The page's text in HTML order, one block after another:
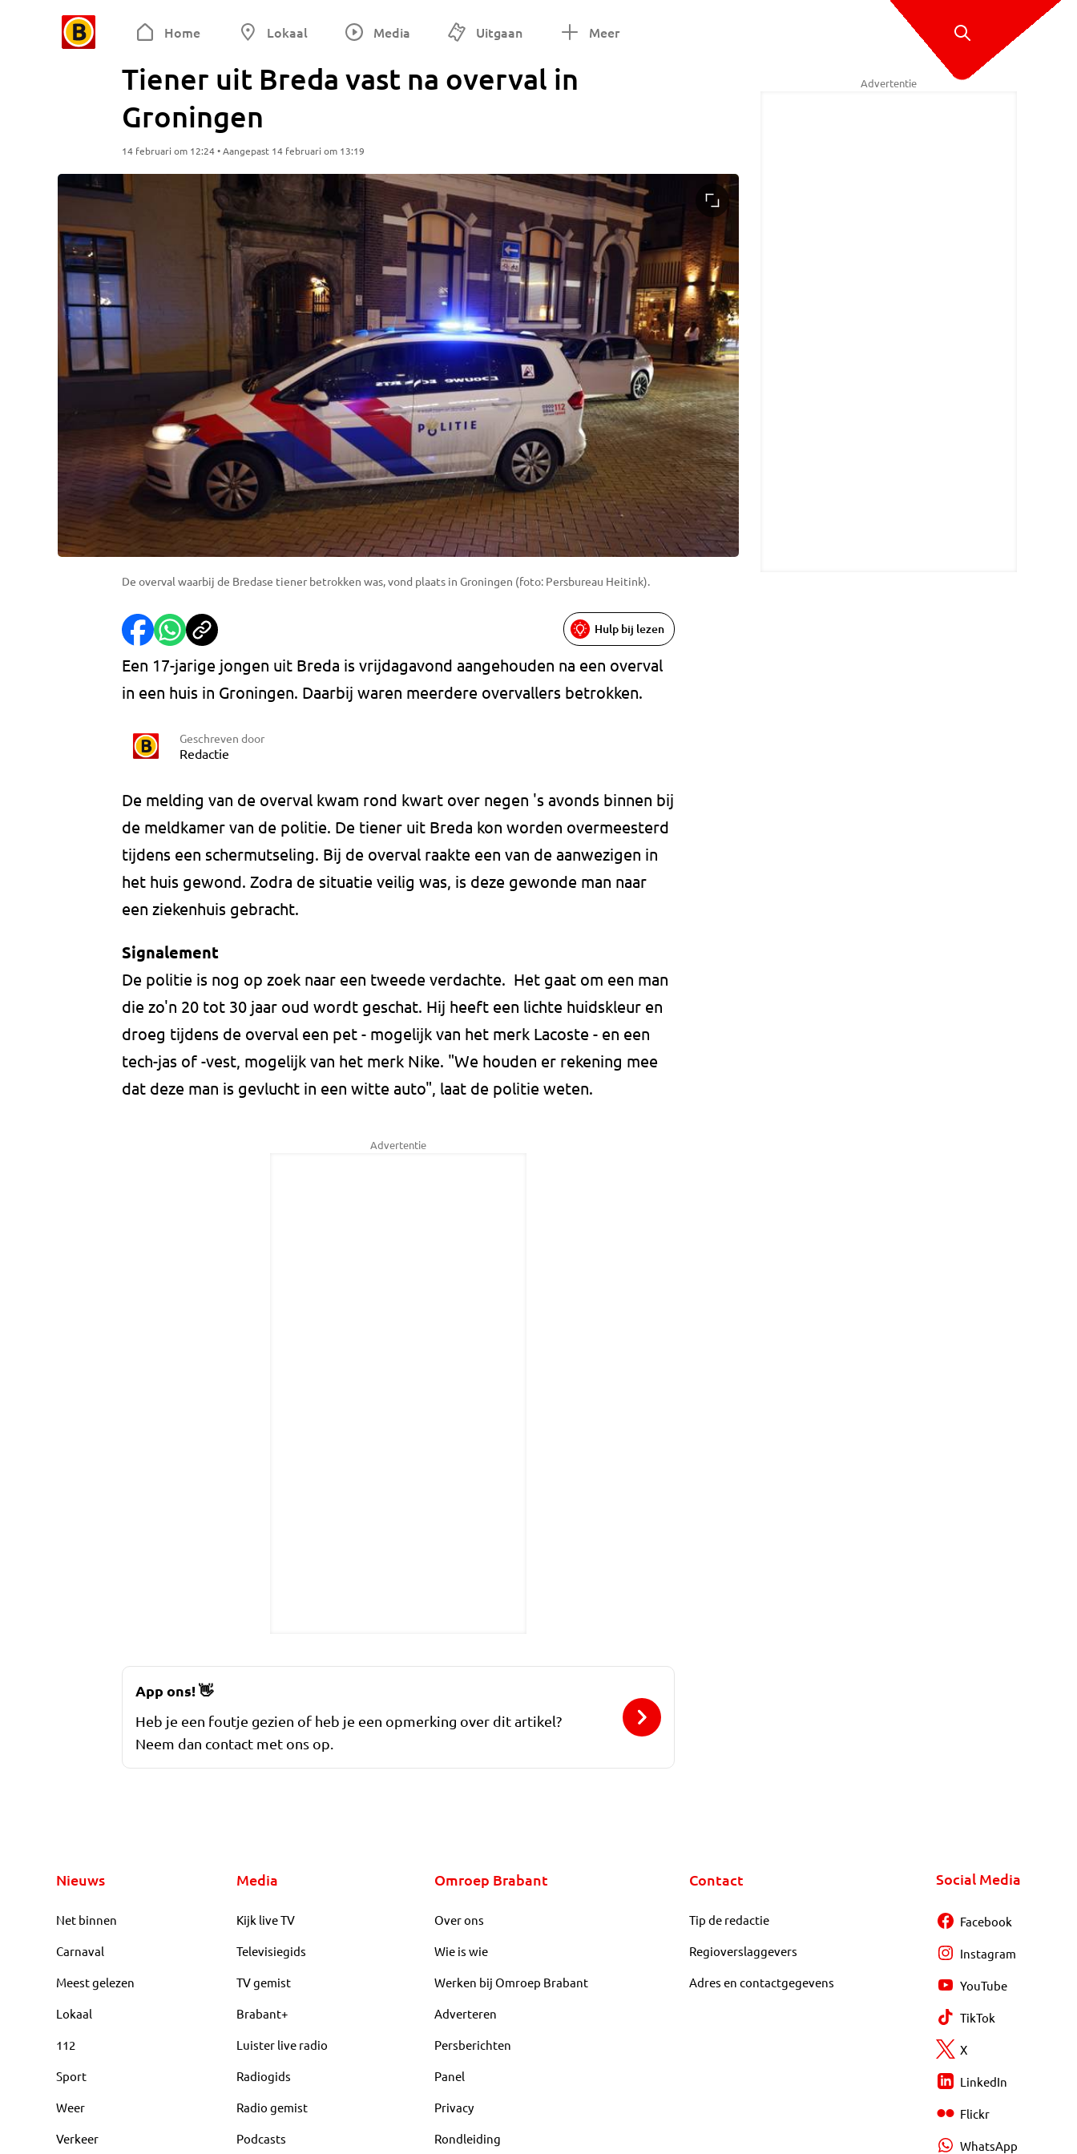
Home Lokaal Media Uitgaan Meer
Tiener uit Breda vast na overval in
Groningen
14 februari om 12:24 • Aangepast 14 februari om 13:19
De overval waarbij de Bredase tiener betrokken was, vond plaats in Groningen (foto: Persbureau Heitink).
Hulp bij lezen
Een 17-jarige jongen uit Breda is vrijdagavond aangehouden na een overval
in een huis in Groningen. Daarbij waren meerdere overvallers betrokken.
Geschreven door
Redactie
De melding van de overval kwam rond kwart over negen 's avonds binnen bij
de meldkamer van de politie. De tiener uit Breda kon worden overmeesterd
tijdens een schermutseling. Bij de overval raakte een van de aanwezigen in
het huis gewond. Zodra de situatie veilig was, is deze gewonde man naar
een ziekenhuis gebracht.
Signalement
De politie is nog op zoek naar een tweede verdachte. Het gaat om een man
die zo'n 20 tot 30 jaar oud wordt geschat. Hij heeft een lichte huidskleur en
droeg tijdens de overval een pet - mogelijk van het merk Lacoste - en een
tech-jas of -vest, mogelijk van het merk Nike. "We houden er rekening mee
dat deze man is gevlucht in een witte auto", laat de politie weten.
Advertentie
Advertentie
App ons!👋
Heb je een foutje gezien of heb je een opmerking over dit artikel?
Neem dan contact met ons op.
Nieuws
Net binnen
Carnaval
Meest gelezen
Lokaal
112
Sport
Weer
Verkeer
Media
Kijk live TV
Televisiegids
TV gemist
Brabant+
Luister live radio
Radiogids
Radio gemist
Podcasts
Omroep Brabant
Over ons
Wie is wie
Werken bij Omroep Brabant
Adverteren
Persberichten
Panel
Privacy
Rondleiding
Contact
Tip de redactie
Regioverslaggevers
Adres en contactgegevens
Social Media
Facebook
Instagram
YouTube
TikTok
X
LinkedIn
Flickr
WhatsApp